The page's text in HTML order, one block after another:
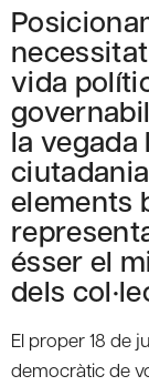
vida
la vegada
elements
ésser el
dels
El proper 18 de
democràtic de